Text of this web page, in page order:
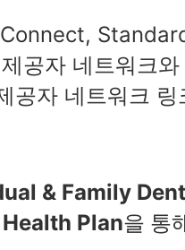
공자 네트워크
공자 네트워크
& Family
Plan을 통